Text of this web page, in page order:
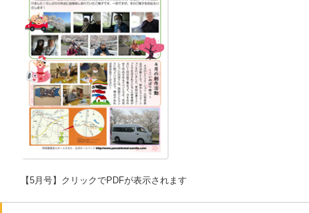
【5月号】クリックでPDFが表示されます